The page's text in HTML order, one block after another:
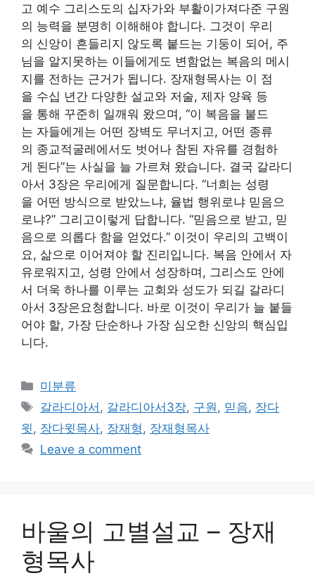
고 예수 그리스도의 십자가와 부활이가져다준 구원
의 능력을 분명히 이해해야 합니다. 그것이 우리
의 신앙이 흔들리지 않도록 붙드는 기둥이 되어, 주
님을 알지못하는 이들에게도 변함없는 복음의 메시
지를 전하는 근거가 됩니다. 장재형목사는 이 점
을 수십 년간 다양한 설교와 저술, 제자 양육 등
을 통해 꾸준히 일깨워 왔으며, “이 복음을 붙드
는 자들에게는 어떤 장벽도 무너지고, 어떤 종류
의 종교적굴레에서도 벗어나 참된 자유를 경험하
게 된다”는 사실을 늘 가르쳐 왔습니다. 결국 갈라디
아서 3장은 우리에게 질문합니다. “너희는 성령
을 어떤 방식으로 받았느냐, 율법 행위로냐 믿음으
로냐?” 그리고이렇게 답합니다. “믿음으로 받고, 믿
음으로 의롭다 함을 얻었다.” 이것이 우리의 고백이
요, 삶으로 이어져야 할 진리입니다. 복음 안에서 자
유로워지고, 성령 안에서 성장하며, 그리스도 안에
서 더욱 하나를 이루는 교회와 성도가 되길 갈라디
아서 3장은요청합니다. 바로 이것이 우리가 늘 붙들
어야 할, 가장 단순하나 가장 심오한 신앙의 핵심입
니다.
Categories
미분류
Tags
갈라디아서 , 갈라디아서3장, 구원 , 믿음, 장다
윗 , 장다윗목사, 장재형 , 장재형목사
Leave a comment
바울의 고별설교 – 장재
형목사